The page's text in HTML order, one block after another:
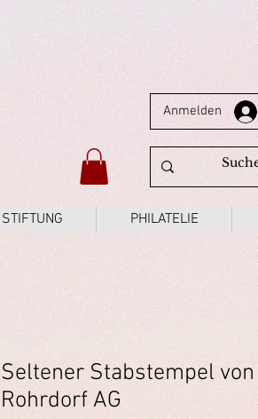
Anmelden
STIFTUNG PHILATELIE
Seltener Stabstempel von
Rohrdorf AG